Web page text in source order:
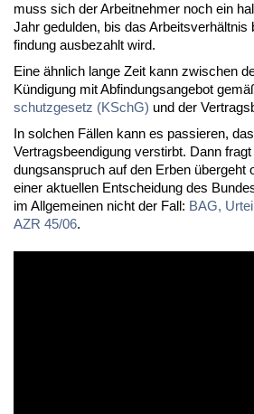
muss sich der Ar­beit­neh­mer noch ein
Jahr ge­dul­den, bis das
fin­dung aus­be­zahlt wird.
Ei­ne ähn­lich lan­ge Zeit kann zwi­schen
Kün­di­gung mit Ab­fin­dungs­an­ge­bot
schutz­ge­setz (KSchG) und der
In sol­chen Fäl­len kann es pas­sie­ren,
Ver­trags­be­en­di­gung ver­stirbt. Dann
dungs­an­spruch auf den Er­ben über­geht
ei­ner ak­tu­el­len Ent­schei­dung des
im All­ge­mei­nen nicht der Fall: BAG,
AZR 45/06.